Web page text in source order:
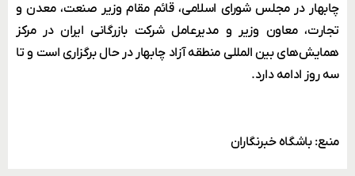
چابهار در مجلس شورای اسلامی، قائم مقام وزیر صنعت، معدن و
تجارت، معاون وزیر و مدیرعامل شرکت بازرگانی ایران در مرکز
همایش‌های بین المللی منطقه آزاد چابهار در حال برگزاری است و تا
سه روز ادامه دارد.
منبع: باشگاه خبرنگاران